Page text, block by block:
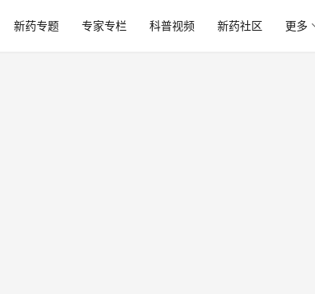
新药专题 专家专栏 科普视频 新药社区 更多